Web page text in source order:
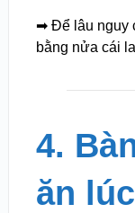
➡ Để lâu nguy
bằng nửa cái
4.
ăn